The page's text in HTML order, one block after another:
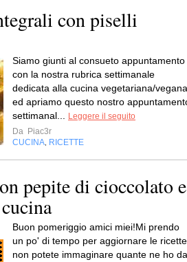
con piselli
Siamo giunti al consueto appuntamento
con la nostra rubrica settimanale
dedicata alla cucina vegetariana/vegana
ed apriamo questo nostro
settimanal... Leggere il seguito
Da Piac3r
CUCINA, RICETTE
pepite di cioccolato e
Buon pomeriggio amici miei!Mi prendo
un po' di tempo per aggiornare le
non potete immaginare quante ne ho da